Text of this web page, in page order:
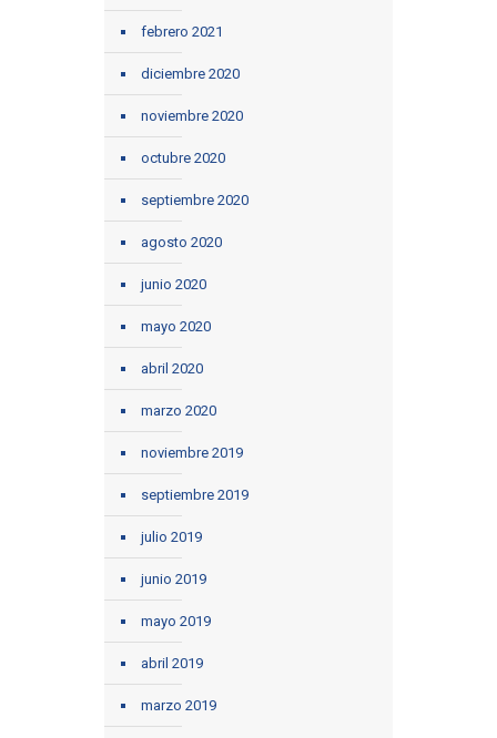
febrero 2021
diciembre 2020
noviembre 2020
octubre 2020
septiembre 2020
agosto 2020
junio 2020
mayo 2020
abril 2020
marzo 2020
noviembre 2019
septiembre 2019
julio 2019
junio 2019
mayo 2019
abril 2019
marzo 2019